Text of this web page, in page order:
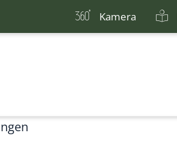
Kamera